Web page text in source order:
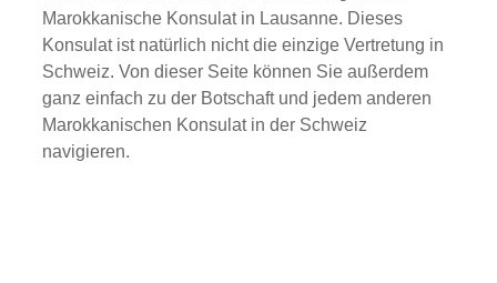
Marokkanische Konsulat in Lausanne. Dieses
Konsulat ist natürlich nicht die einzige Vertretung in
Schweiz. Von dieser Seite können Sie außerdem
ganz einfach zu der Botschaft und jedem anderen
Marokkanischen Konsulat in der Schweiz
navigieren.